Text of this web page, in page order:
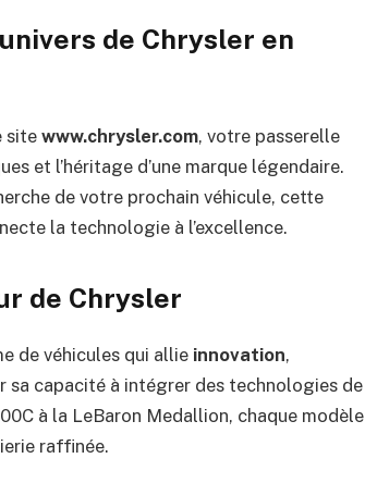
de Chrysler en
site www.chrysler.com, votre passerelle
et l’héritage d’une marque légendaire.
de votre prochain véhicule, cette
la technologie à l’excellence.
de Chrysler
de véhicules qui allie innovation,
capacité à intégrer des technologies de
à la LeBaron Medallion, chaque modèle
raffinée.